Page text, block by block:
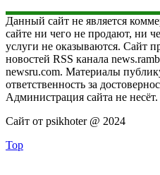
Данный сайт не является
сайте ни чего не продают, ни
услуги не оказываются. Сайт
новостей RSS канала
newsru.com. Материалы
ответственность за
Администрация сайта не несёт.
Сайт от psikhoter @ 2024
Top